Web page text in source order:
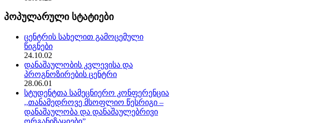
პოპულარული სტატიები
ცენტრის სახელით გამოცემული
წიგნები
24.10.02
დანაშაულობის კვლევისა და
პროგნოზირების ცენტრი
28.06.01
სტუდენტთა სამეცნიერო კონფერენცია
,,თანამედროვე მსოფლიო წესრიგი –
დანაშაულობა და დანაშაულებრივი
ორგანიზაციები”